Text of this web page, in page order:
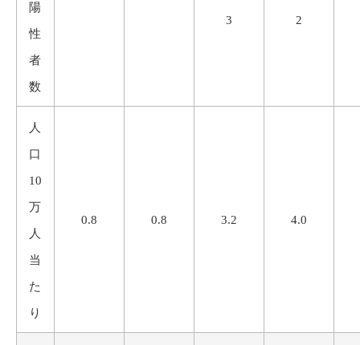
陽
性
者
数
3 2
人
口
10
万
人
当
た
り
0.8 0.8 3.2 4.0